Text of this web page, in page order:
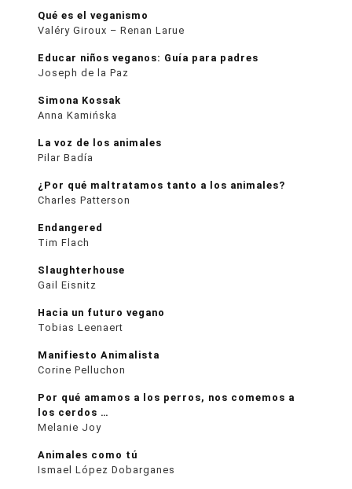
Qué es el veganismo
Valéry Giroux – Renan Larue
Educar niños veganos: Guía para padres
Joseph de la Paz
Simona Kossak
Anna Kamińska
La voz de los animales
Pilar Badía
¿Por qué maltratamos tanto a los animales?
Charles Patterson
Endangered
Tim Flach
Slaughterhouse
Gail Eisnitz
Hacia un futuro vegano
Tobias Leenaert
Manifiesto Animalista
Corine Pelluchon
Por qué amamos a los perros, nos comemos a
los cerdos …
Melanie Joy
Animales como tú
Ismael López Dobarganes